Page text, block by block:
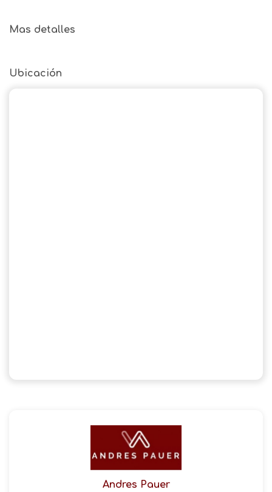
Mas detalles
Ubicación
Andres Pauer